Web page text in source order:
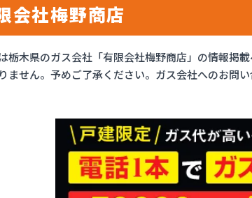
会社梅野商店
栃木県のガス会社「有限会社梅野商店」の情報掲
ません。予めご了承ください。ガス会社へのお問